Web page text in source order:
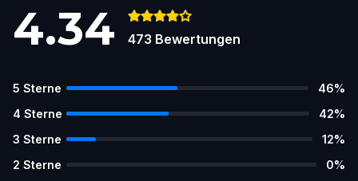
4.34 473 Bewertungen
5 Sterne 46%
4 Sterne 42%
3 Sterne 12%
2 Sterne 0%